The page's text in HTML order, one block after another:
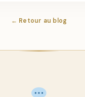
← Retour au blog